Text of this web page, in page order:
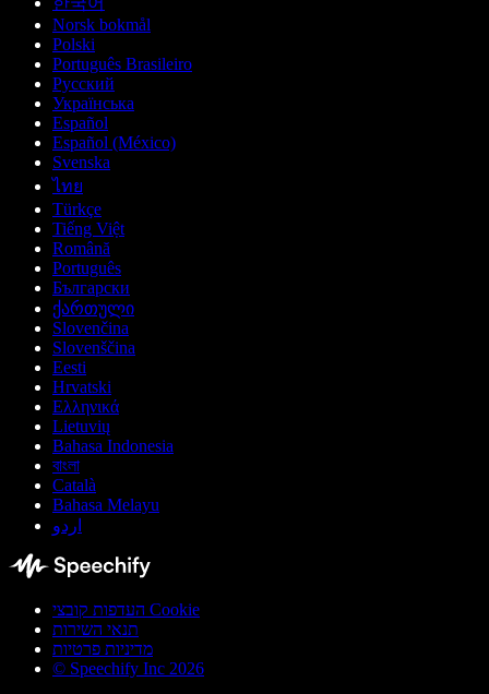
Norsk bokmål
Polski
Português Brasileiro
Русский
Українська
Español
Español (México)
Svenska
ไทย
Türkçe
Tiếng Việt
Română
Português
Български
ქართული
Slovenčina
Slovenščina
Eesti
Hrvatski
Ελληνικά
Lietuvių
Bahasa Indonesia
বাংলা
Català
Bahasa Melayu
اردو
העדפות קובצי Cookie
תנאי השירות
מדיניות פרטיות
© Speechify Inc 2026